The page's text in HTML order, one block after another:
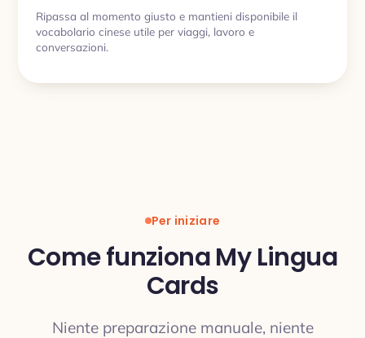
Ripassa al momento giusto e mantieni disponibile il
vocabolario cinese utile per viaggi, lavoro e
conversazioni.
Per iniziare
Come funziona My Lingua
Cards
Niente preparazione manuale, niente